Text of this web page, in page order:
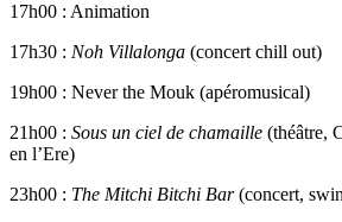
17h00 : Animation
17h30 : Noh Villalonga (concert chill out)
19h00 : Never the Mouk (apéromusical)
21h00 : Sous un ciel de chamaille (théâtre,
en l’Ere)
23h00 : The Mitchi Bitchi Bar(concert,